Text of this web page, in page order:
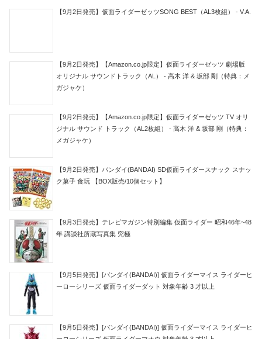
【9月2日発売】仮面ライダーゼッツSONG BEST（AL3枚組） - V.A.
【9月2日発売】【Amazon.co.jp限定】仮面ライダーゼッツ 劇場版
オリジナル サウンドトラック（AL） - 高木 洋 & 坂部 剛（特典：メ
ガジャケ）
【9月2日発売】【Amazon.co.jp限定】仮面ライダーゼッツ TV オリ
ジナル サウンド トラック（AL2枚組） - 高木 洋 & 坂部 剛（特典：
メガジャケ）
【9月2日発売】バンダイ(BANDAI) SD仮面ライダースナック スナッ
ク菓子 食玩 【BOX販売/10個セット】
【9月3日発売】テレビマガジン特別編集 仮面ライダー 昭和46年~48
年 講談社所蔵写真集 究極
【9月5日発売】[バンダイ(BANDAI)] 仮面ライダーマイス ライダーヒ
ーローシリーズ 仮面ライダーダット 対象年齢 3 才以上
【9月5日発売】[バンダイ(BANDAI)] 仮面ライダーマイス ライダーヒ